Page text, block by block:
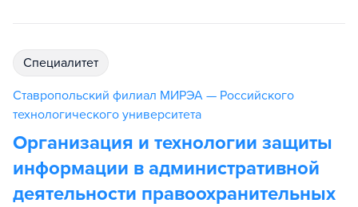
специалитет
Ставропольский филиал МИРЭА — Российского
технологического университета
Организация и технологии защиты
информации в административной
деятельности правоохранительных